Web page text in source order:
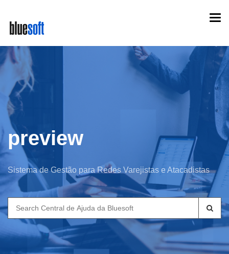
main
content
preview
Sistema de Gestão para Redes Varejistas e Atacadistas
Search
for: